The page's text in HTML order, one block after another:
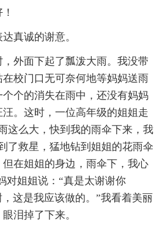
真诚的谢意。
外面下起了瓢泼大雨。我没带
校门口无可奈何地等妈妈送雨
个的消失在雨中，还没有妈妈
。这时，一位高年级的姐姐走
这么大，快到我的雨伞下来，我
了救星，猛地钻到姐姐的花雨伞
在姐姐的身边，雨伞下，我心
对姐姐说：“真是太谢谢你
这是我应该做的。”我看着美丽
泪掉了下来。